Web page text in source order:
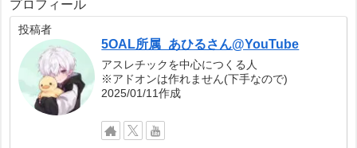
プロフィール
投稿者
5OAL所属_あひるさん@YouTube
アスレチックを中心につくる人
※アドオンは作れません(下手なので)
2025/01/11作成